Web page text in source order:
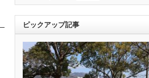
ピックアップ記事